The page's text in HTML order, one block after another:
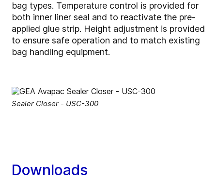
bag types. Temperature control is provided for
both inner liner seal and to reactivate the pre-
applied glue strip. Height adjustment is provided
to ensure safe operation and to match existing
bag handling equipment.
Sealer Closer - USC-300
Downloads